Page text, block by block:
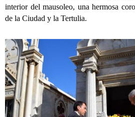
interior del mausoleo, una hermosa
de la Ciudad y la Tertulia.